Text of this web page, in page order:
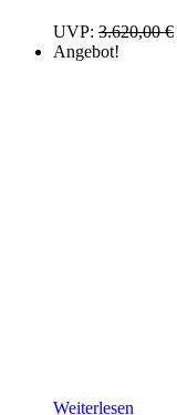
UVP: 3.620,00€
Angebot!
Weiterlesen